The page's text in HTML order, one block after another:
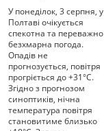
У понеділок, 3 серпня, у
Полтаві очікується
спекотна та переважно
безхмарна погода.
Опадів не
прогнозується, повітря
прогріється до +31°С.
Згідно з прогнозом
синоптиків, нічна
температура повітря
становитиме близько